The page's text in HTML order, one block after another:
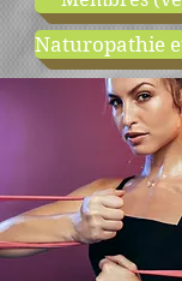
Naturopathie
cours d'essai